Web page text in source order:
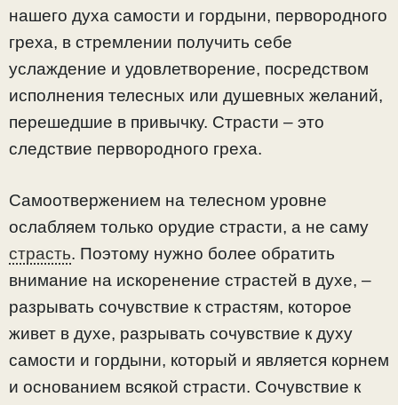
нашего духа самости и гордыни, первородного
греха, в стремлении получить себе
услаждение и удовлетворение, посредством
исполнения телесных или душевных желаний,
перешедшие в привычку. Страсти – это
следствие первородного греха.
Самоотвержением на телесном уровне
ослабляем только орудие страсти, а не саму
страсть. Поэтому нужно более обратить
внимание на искоренение страстей в духе, –
разрывать сочувствие к страстям, которое
живет в духе, разрывать сочувствие к духу
самости и гордыни, который и является корнем
и основанием всякой страсти. Сочувствие к